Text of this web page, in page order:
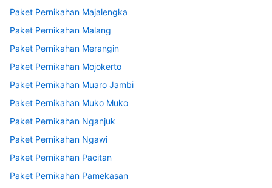
Paket Pernikahan Majalengka
Paket Pernikahan Malang
Paket Pernikahan Merangin
Paket Pernikahan Mojokerto
Paket Pernikahan Muaro Jambi
Paket Pernikahan Muko Muko
Paket Pernikahan Nganjuk
Paket Pernikahan Ngawi
Paket Pernikahan Pacitan
Paket Pernikahan Pamekasan